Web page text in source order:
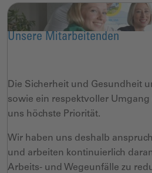
Unsere Mitarbeitenden
Die Sicherheit und Gesundheit
sowie ein respektvoller
uns höchste Priorität.
Wir haben uns deshalb
und arbeiten kontinuierlich
Arbeits- und Wegeunfälle zu